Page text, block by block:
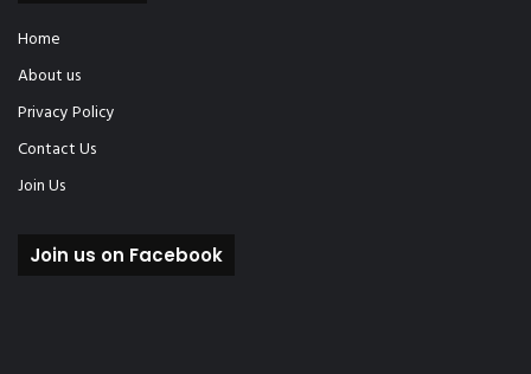
Home
About us
Privacy Policy
Contact Us
Join Us
Join us on Facebook